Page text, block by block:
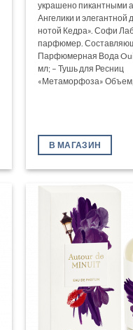
украшено пикантными
Ангелики и элегантной
нотой Кедра». Софи
парфюмер.
Парфюмерная Вода Oui
мл; – Тушь для Ресниц
«Метаморфоза»
В МАГАЗИН